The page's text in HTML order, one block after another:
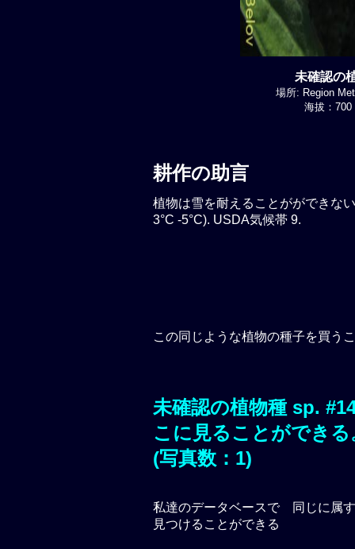
未確認の
場所: Region
海拔：
耕作の助言
植物は雪を耐えることがができな
3°C -5°C). USDA気候帯 9.
この同じような植物の種子を買う
未確認の植物種 sp.
こに見ることができる
(写真数：1)
私達のデータベースで 同じに属
見つけることができる